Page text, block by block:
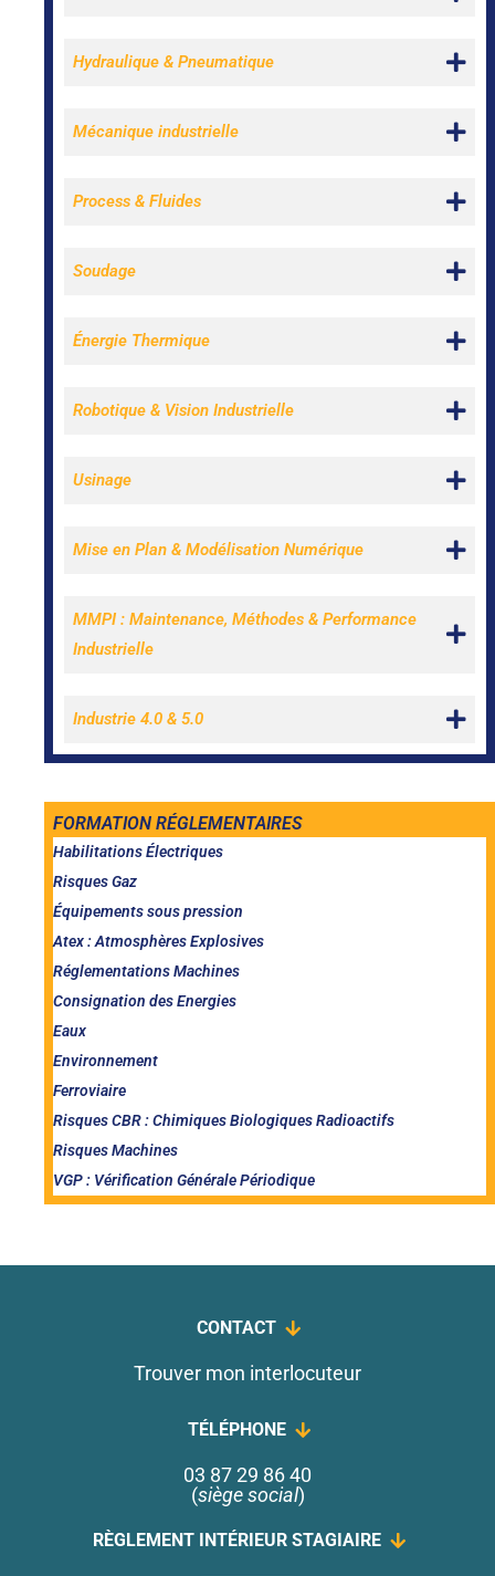
Hydraulique & Pneumatique
Mécanique industrielle
Process & Fluides
Soudage
Énergie Thermique
Robotique & Vision Industrielle
Usinage
Mise en Plan & Modélisation Numérique
MMPI : Maintenance, Méthodes & Performance
Industrielle
Industrie 4.0 & 5.0
FORMATION RÉGLEMENTAIRES
Habilitations Électriques
Risques Gaz
Équipements sous pression
Atex : Atmosphères Explosives
Réglementations Machines
Consignation des Energies
Eaux
Environnement
Ferroviaire
Risques CBR : Chimiques Biologiques Radioactifs
Risques Machines
VGP : Vérification Générale Périodique
CONTACT
Trouver mon interlocuteur
TÉLÉPHONE
03 87 29 86 40
(siège social)
RÈGLEMENT INTÉRIEUR STAGIAIRE